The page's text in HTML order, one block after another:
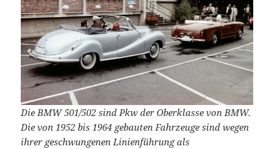
Die BMW 501/502 sind Pkw der Oberklasse von BMW.
Die von 1952 bis 1964 gebauten Fahrzeuge sind wegen
ihrer geschwungenen Linienführung als